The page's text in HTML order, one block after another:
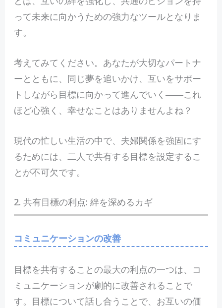
って未来に向かうための強力なツールとなりま
す。
考えてみてください。あなたが大切なパートナ
ーとともに、同じ夢を追いかけ、互いをサポー
トしながら目標に向かって進んでいく――これ
ほど心強く、幸せなことはありませんよね？
現代の忙しい生活の中で、夫婦関係を強固にす
るためには、二人で共有する目標を設定するこ
とが不可欠です。
2. 共有目標の利点: 絆を深めるカギ
コミュニケーションの改善
目標を共有することの最大の利点の一つは、コ
ミュニケーションが劇的に改善されることで
す。目標について話し合うことで、お互いの価